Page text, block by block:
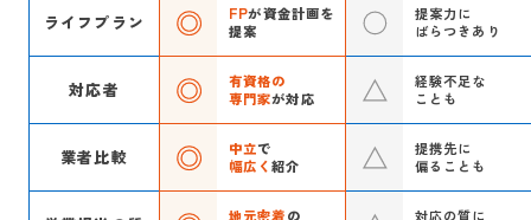
ライフプラン FPが資金計画を
提案
提案力に
ばらつきあり
対応者
有資格の
専門家が対応
経験不足な
ことも
業者比較 中立で
幅広く紹介
提携先に
偏ることも
地元密着の
対応の質に